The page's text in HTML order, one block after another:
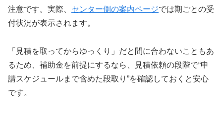
注意です。実際、 センター側の案内ページでは期ごとの受
付状況が表示されます。
「見積を取ってからゆっくり」だと間に合わないこともあ
るため、補助金を前提にするなら、見積依頼の段階で“申
請スケジュールまで含めた段取り”を確認しておくと安心
です。